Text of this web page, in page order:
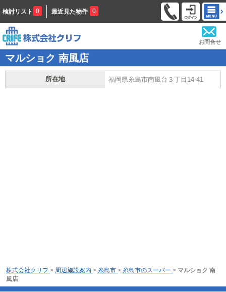
検討リスト 0 最近見た物件 0
お問合せ
マルショク 南風店
所在地 福岡県糸島市南風台３丁目14-41
株式会社クリフ > 周辺施設案内 > 糸島市 > 糸島市のスーパー > マルショク 南
風店